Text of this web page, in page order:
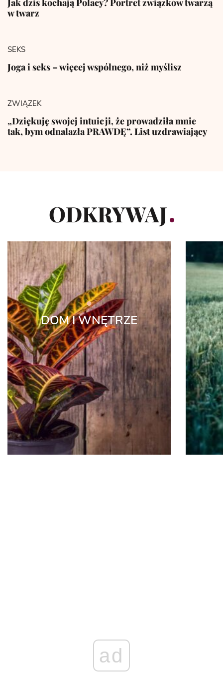
w twarz
SEKS
Joga i seks – więcej wspólnego, niż myślisz
ZWIĄZEK
„Dziękuję swojej intuicji, że prowadziła mnie
tak, bym odnalazła PRAWDĘ”. List uzdrawiający
ODKRYWAJ
DOM I WNĘTRZE
ad